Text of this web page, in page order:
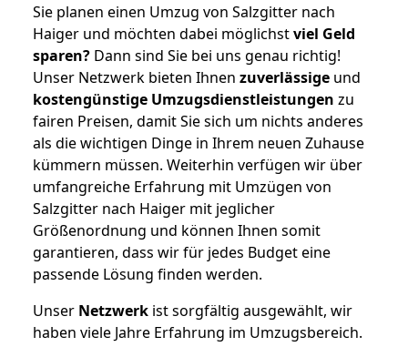
Sie planen einen Umzug von Salzgitter nach
Haiger und möchten dabei möglichstviel Geld
sparen? Dann sind Sie bei uns genau richtig!
Unser Netzwerk bieten Ihnen zuverlässige und
kostengünstige Umzugsdienstleistungen zu
fairen Preisen, damit Sie sich um nichts anderes
als die wichtigen Dinge in Ihrem neuen Zuhause
kümmern müssen. Weiterhin verfügen wir über
umfangreiche Erfahrung mit Umzügen von
Salzgitter nach Haiger mit jeglicher
Größenordnung und können Ihnen somit
garantieren, dass wir für jedes Budget eine
passende Lösung finden werden.
Unser Netzwerk ist sorgfältig ausgewählt, wir
haben viele Jahre Erfahrung im Umzugsbereich.